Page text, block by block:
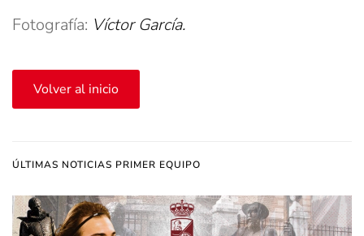
Fotografía: Víctor García.
Volver al inicio
ÚLTIMAS NOTICIAS PRIMER EQUIPO